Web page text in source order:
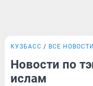
КУЗБАСС ВСЕ НОВОСТИ
Новости по
ислам